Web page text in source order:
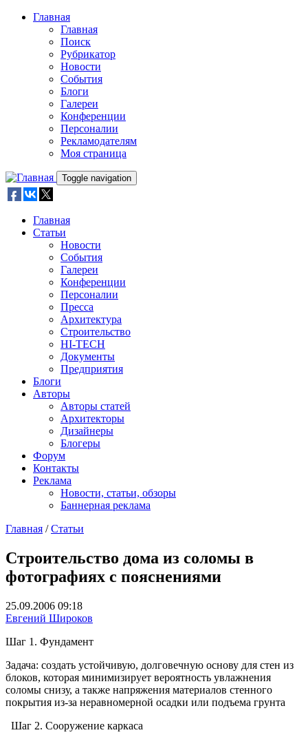
Skip to main content
Главная
Главная
Поиск
Рубрикатор
Новости
События
Блоги
Галереи
Конференции
Персоналии
Рекламодателям
Моя страница
Toggle navigation
Главная
Статьи
Новости
События
Галереи
Конференции
Персоналии
Пресса
Архитектура
Строительство
HI-TECH
Документы
Предприятия
Блоги
Авторы
Авторы статей
Архитекторы
Дизайнеры
Блогеры
Форум
Контакты
Реклама
Новости, статьи, обзоры
Баннерная реклама
Главная / Статьи
Строительство дома из соломы в
фотографиях с пояснениями
25.09.2006 09:18
Евгений Широков
Шаг 1. Фундамент
Задача: создать устойчивую, долговечную основу для стен из
блоков, которая минимизирует вероятность увлажнения
соломы снизу, а также напряжения материалов стенного
покрытия из-за неравномерной осадки или подъема грунта
Шаг 2. Сооружение каркаса